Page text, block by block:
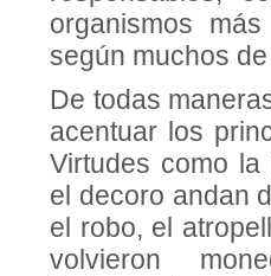
organismos
según muchos
De todas
acentuar los
Virtudes como la
el decoro andan
el robo, el
volvieron